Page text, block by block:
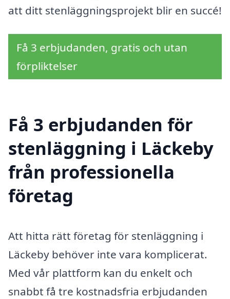
att ditt stenläggningsprojekt blir en succé!
Få 3 erbjudanden, gratis och utan
förpliktelser
Få 3 erbjudanden för
stenläggning i Läckeby
från professionella
företag
Att hitta rätt företag för stenläggning i
Läckeby behöver inte vara komplicerat.
Med vår plattform kan du enkelt och
snabbt få tre kostnadsfria erbjudanden